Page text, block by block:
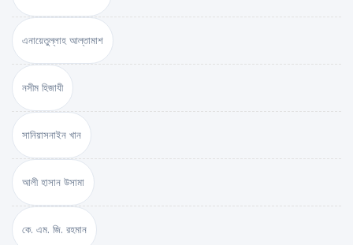
এনায়েতুল্লাহ আল্‌তামাশ
নসীম হিজাযী
সানিয়াসনাইন খান
আলী হাসান উসামা
কে. এম. জি. রহমান